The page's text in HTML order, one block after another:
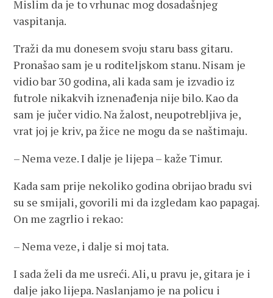
Mislim da je to vrhunac mog dosadašnjeg
vaspitanja.
Traži da mu donesem svoju staru bass gitaru.
Pronašao sam je u roditeljskom stanu. Nisam je
vidio bar 30 godina, ali kada sam je izvadio iz
futrole nikakvih iznenađenja nije bilo. Kao da
sam je jučer vidio. Na žalost, neupotrebljiva je,
vrat joj je kriv, pa žice ne mogu da se naštimaju.
– Nema veze. I dalje je lijepa – kaže Timur.
Kada sam prije nekoliko godina obrijao bradu svi
su se smijali, govorili mi da izgledam kao papagaj.
On me zagrlio i rekao:
– Nema veze, i dalje si moj tata.
I sada želi da me usreći. Ali, u pravu je, gitara je i
dalje jako lijepa. Naslanjamo je na policu i